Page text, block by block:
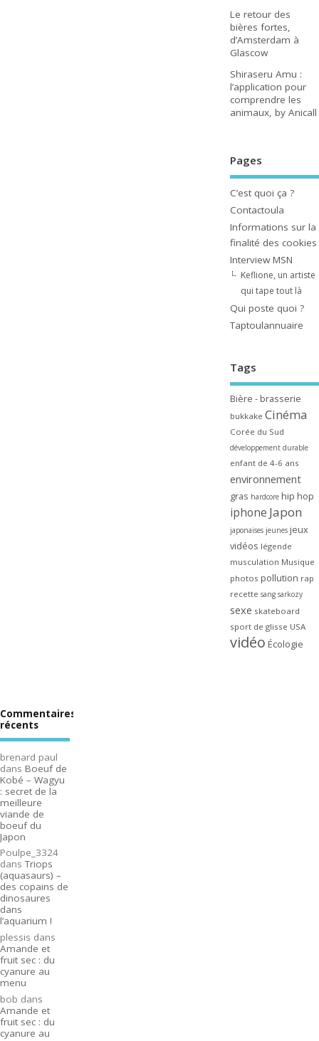
Le retour des
bières fortes,
d’Amsterdam à
Glascow
Shiraseru Amu :
l’application pour
comprendre les
animaux, by Anicall
Pages
C’est quoi ça ?
Contactoula
Informations sur la
finalité des cookies
Interview MSN
Keflione, un artiste
qui tape tout là
Qui poste quoi ?
Taptoulannuaire
Tags
Bière - brasserie
bukkake Cinéma
Corée du Sud
développement durable
enfant de 4-6 ans
environnement
gras hardcore hip hop
iphone Japon
japonaises jeunes jeux
vidéos légende
musculation Musique
photos pollution rap
recette sang sarkozy
sexe skateboard
sport de glisse USA
vidéo Écologie
Commentaires
récents
brenard paul
dans Boeuf de
Kobé – Wagyu
: secret de la
meilleure
viande de
boeuf du
Japon
Poulpe_3324
dansTriops
(aquasaurs) –
des copains de
dinosaures
dans
l’aquarium !
plessis dans
Amande et
fruit sec : du
cyanure au
menu
bob dans
Amande et
fruit sec : du
cyanure au